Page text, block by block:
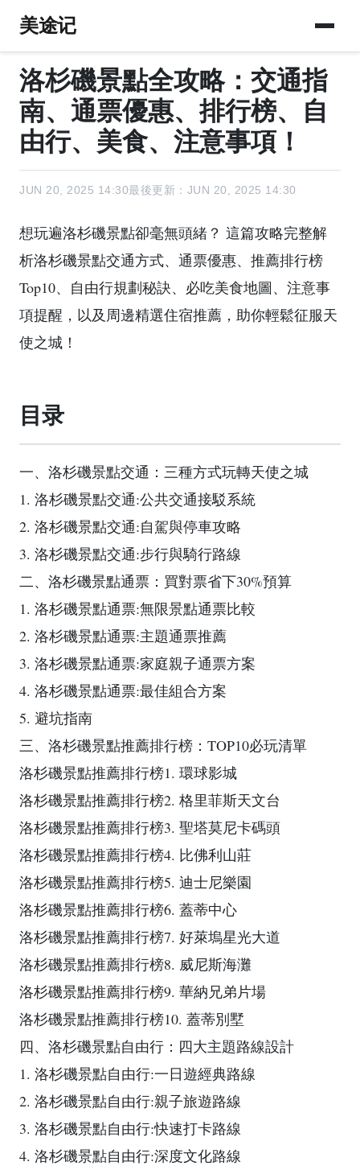
美途记
洛杉磯景點全攻略：交通指
南、通票優惠、排行榜、自
由行、美食、注意事項！
JUN 20, 2025 14:30最後更新：JUN 20, 2025 14:30
想玩遍洛杉磯景點卻毫無頭緒？ 這篇攻略完整解
析洛杉磯景點交通方式、通票優惠、推薦排行榜
Top10、自由行規劃秘訣、必吃美食地圖、注意事
項提醒，以及周邊精選住宿推薦，助你輕鬆征服天
使之城！
目录
一、洛杉磯景點交通：三種方式玩轉天使之城
1. 洛杉磯景點交通:公共交通接駁系統
2. 洛杉磯景點交通:自駕與停車攻略
3. 洛杉磯景點交通:步行與騎行路線
二、洛杉磯景點通票：買對票省下30%預算
1. 洛杉磯景點通票:無限景點通票比較
2. 洛杉磯景點通票:主題通票推薦
3. 洛杉磯景點通票:家庭親子通票方案
4. 洛杉磯景點通票:最佳組合方案
5. 避坑指南
三、洛杉磯景點推薦排行榜：TOP10必玩清單
洛杉磯景點推薦排行榜1. 環球影城
洛杉磯景點推薦排行榜2. 格里菲斯天文台
洛杉磯景點推薦排行榜3. 聖塔莫尼卡碼頭
洛杉磯景點推薦排行榜4. 比佛利山莊
洛杉磯景點推薦排行榜5. 迪士尼樂園
洛杉磯景點推薦排行榜6. 蓋蒂中心
洛杉磯景點推薦排行榜7. 好萊塢星光大道
洛杉磯景點推薦排行榜8. 威尼斯海灘
洛杉磯景點推薦排行榜9. 華納兄弟片場
洛杉磯景點推薦排行榜10. 蓋蒂別墅
四、洛杉磯景點自由行：四大主題路線設計
1. 洛杉磯景點自由行:一日遊經典路線
2. 洛杉磯景點自由行:親子旅遊路線
3. 洛杉磯景點自由行:快速打卡路線
4. 洛杉磯景點自由行:深度文化路線